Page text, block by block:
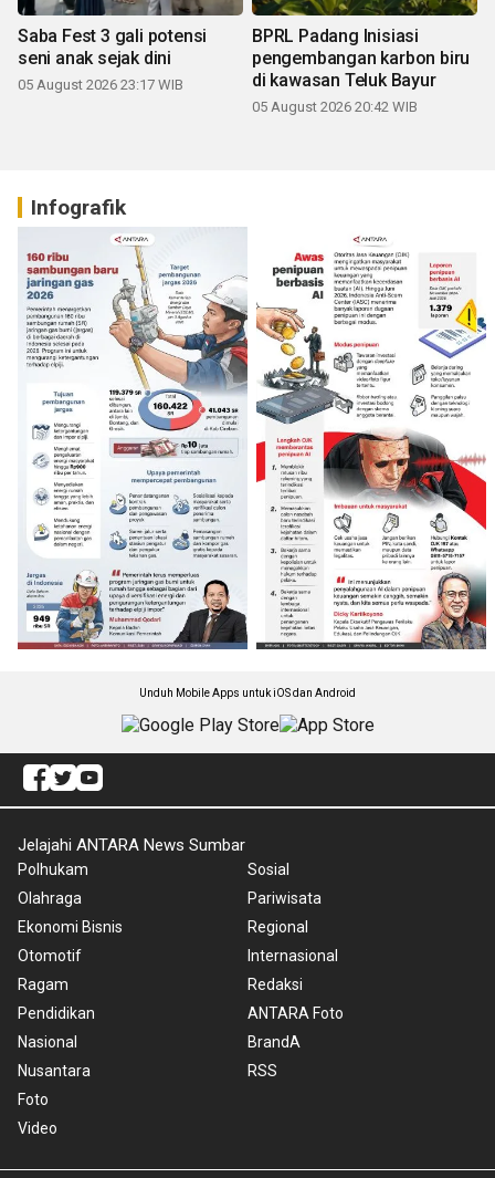
Saba Fest 3 gali potensi
seni anak sejak dini
05 August 2026 23:17 WIB
BPRL Padang Inisiasi
pengembangan karbon biru
di kawasan Teluk Bayur
05 August 2026 20:42 WIB
Infografik
Unduh Mobile Apps untuk iOS dan Android
Jelajahi ANTARA News Sumbar
Polhukam
Olahraga
Ekonomi Bisnis
Otomotif
Ragam
Pendidikan
Nasional
Nusantara
Foto
Video
Sosial
Pariwisata
Regional
Internasional
Redaksi
ANTARA Foto
BrandA
RSS